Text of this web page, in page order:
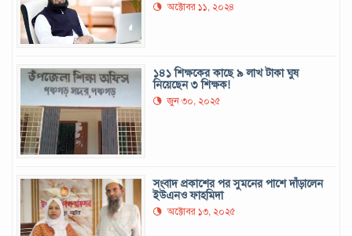
অক্টোবর ১১, ২০২৪
১৪১ শিক্ষকের কাছে ৯ লাখ টাকা ঘুষ
নিয়েছেন ৩ শিক্ষক!
জুন ৩০, ২০২৫
সংবাদ প্রকাশের পর সুমনের পাশে দাঁড়ালেন
ইউএনও ফাহমিদা
অক্টোবর ১৩, ২০২৫